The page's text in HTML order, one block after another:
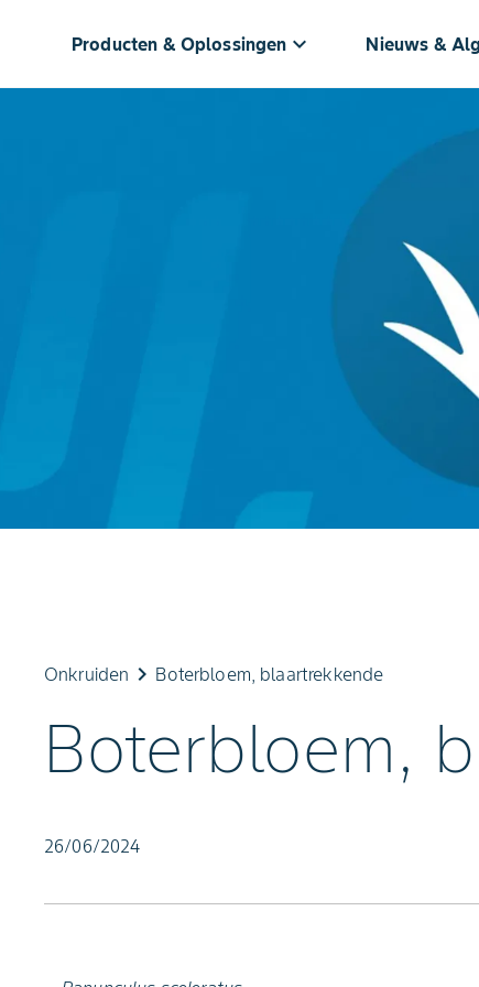
Producten & Oplossingen keyboard_arrow_down Nieuws &
Onkruiden keyboard_arrow_right Boterbloem, blaartrekkende
Boterbloem,
26/06/2024